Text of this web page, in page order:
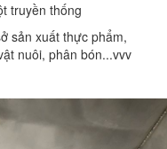
truyền thống
sản xuất thực phẩm,
nuôi, phân bón...vvv